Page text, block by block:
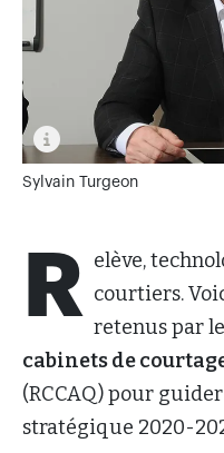
Sylvain Turgeon
R elève,
courtiers.
retenus par le
cabinets de
(RCCAQ) pour
stratégique 2020-